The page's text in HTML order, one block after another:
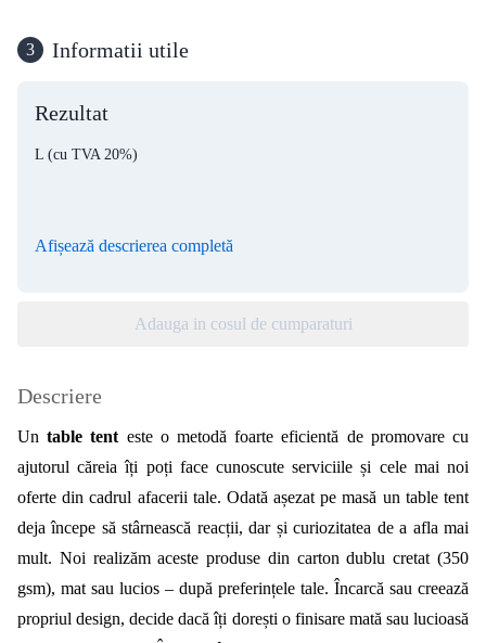
3 Informatii utile
Rezultat
L (cu TVA 20%)
Afișează descrierea completă
Adauga in cosul de cumparaturi
Descriere
Un table tent este o metodă foarte eficientă de promovare cu
ajutorul căreia îți poți face cunoscute serviciile și cele mai noi
oferte din cadrul afacerii tale. Odată așezat pe masă un table tent
deja începe să stârnească reacții, dar și curiozitatea de a afla mai
mult. Noi realizăm aceste produse din carton dublu cretat (350
gsm), mat sau lucios – după preferințele tale. Încarcă sau creează
propriul design, decide dacă îți dorești o finisare mată sau lucioasă